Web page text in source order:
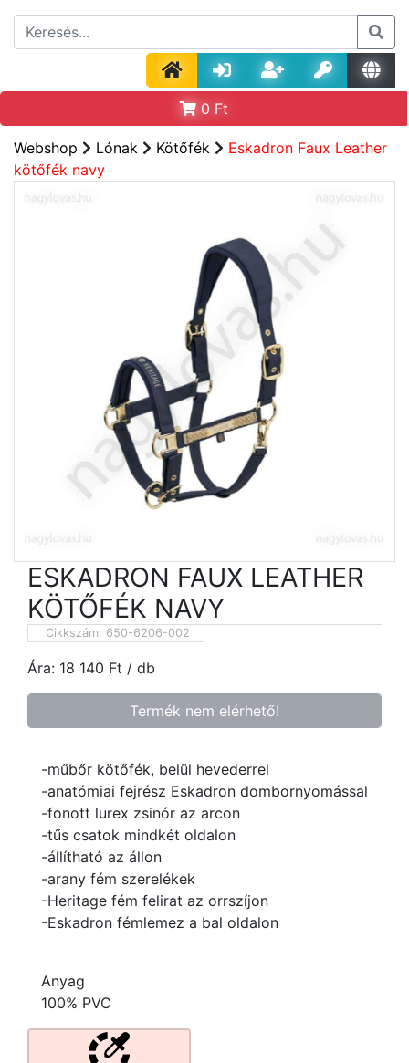
0 Ft
Webshop Lónak Kötőfék
Eskadron Faux Leather
kötőfék navy
ESKADRON FAUX LEATHER
KÖTŐFÉK NAVY
Cikkszám: 650-6206-002
Ára: 18 140 Ft / db
Termék nem elérhető!
-műbőr kötőfék, belül hevederrel
-anatómiai fejrész Eskadron dombornyomással
-fonott lurex zsinór az arcon
-tűs csatok mindkét oldalon
-állítható az állon
-arany fém szerelékek
-Heritage fém felirat az orrszíjon
-Eskadron fémlemez a bal oldalon
Anyag
100% PVC